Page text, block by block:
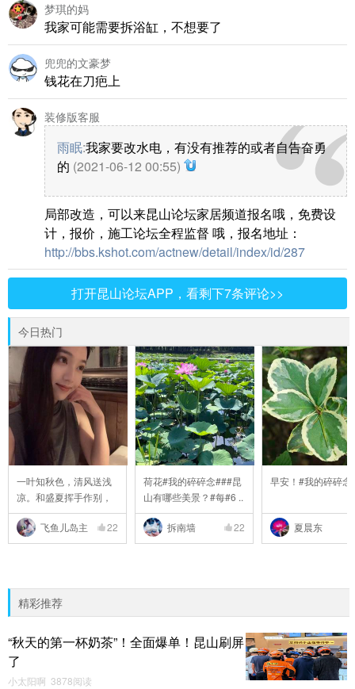
梦琪的妈
我家可能需要拆浴缸，不想要了
兜兜的文豪梦
钱花在刀疤上
装修版客服
雨眠:我家要改水电，有没有推荐的或者自告奋勇
的 (2021-06-12 00:55)
局部改造，可以来昆山论坛家居频道报名哦，免费设
计，报价，施工论坛全程监督 哦，报名地址：
http://bbs.kshot.com/actnew/detail/index/id/287
打开昆山论坛APP，看剩下7条评论>>
今日热门
一叶知秋色，清风送浅
凉。和盛夏挥手作别，
..
飞鱼儿岛主
22
荷花#我的碎碎念###昆
山有哪些美景？#每#6 ..
拆南墙 22
早安！#我的碎碎念
夏晨东
精彩推荐
“秋天的第一杯奶茶”！全面爆单！昆山刷屏
了
小太阳啊 3878阅读